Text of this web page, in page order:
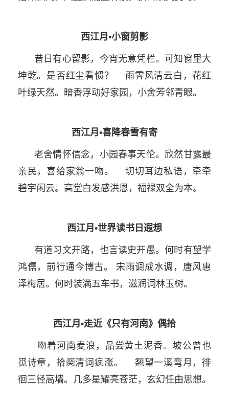
西江月•小窗剪影
昔日有心留影，今宵无意凭栏。可知窗里大
坤乾。是否红尘看惯？ 雨霁风清云白，花红
叶绿天然。暗香浮动好家园，小舍芳邻青眼。
西江月•喜降春雪有寄
老舍情怀信念，小园春事天伦。欣然甘露最
亲民，喜给家翁一吻。 切切耳边私语，牵牵
碧宇闲云。高堂白发感洪恩，福禄双全为本。
西江月•世界读书日遐想
有道习文开路，也言读史开愚。何时有望学
鸿儒，前行通今博古。 宋雨调成水调，唐风惠
泽梅居。何时装满五车书，滋润词林玉树。
西江月•走近《只有河南》偶拾
吻着河南麦浪，品尝黄土泥香。坡公曾也
觅诗章，拾阕清词疯涨。 翘望一溪弯月，徘
徊三径高墙。几多星耀亮苍茫，玄幻任由思想。